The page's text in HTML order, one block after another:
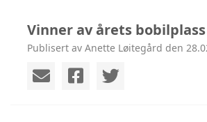
Vinner av årets bobilplass
Publisert av Anette Løitegård den